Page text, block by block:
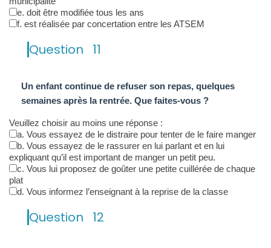
e. doit être modifiée tous les ans
f. est réalisée par concertation entre les ATSEM
Question 11
Un enfant continue de refuser son repas, quelques
semaines après la rentrée. Que faites-vous ?
Veuillez choisir au moins une réponse :
a. Vous essayez de le distraire pour tenter de le faire manger
b. Vous essayez de le rassurer en lui parlant et en lui
expliquant qu’il est important de manger un petit peu.
c. Vous lui proposez de goûter une petite cuillérée de chaque
plat
d. Vous informez l’enseignant à la reprise de la classe
Question 12